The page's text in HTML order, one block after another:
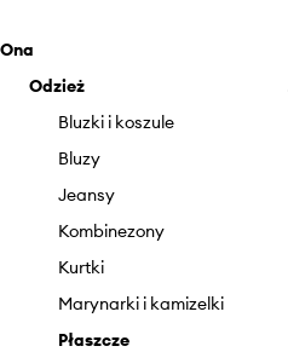
Ona
Odzież
Bluzki i koszule
Bluzy
Jeansy
Kombinezony
Kurtki
Marynarki i kamizelki
Płaszcze